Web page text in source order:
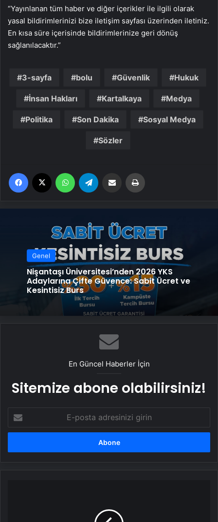
“Yayınlanan tüm haber ve diğer içerikler ile ilgili olarak
yasal bildirimlerinizi bize iletişim sayfası üzerinden iletiniz.
En kısa süre içerisinde bildirimlerinize geri dönüş
sağlanılacaktır.”
3-sayfa bolu Güvenlik Hukuk
İnsan Hakları Kartalkaya Medya
Politika Son Dakika Sosyal Medya
Sözler
Facebook WhatsApp Email'den paylaş
Genel
Nişantaşı Üniversitesi’nden 2026 YKS
Adaylarına Çifte Güvence: Sabit Ücret ve
Kesintisiz Burs
En Güncel Haberler İçin
Sitemize abone olabilirsiniz!
posta
adresinizi